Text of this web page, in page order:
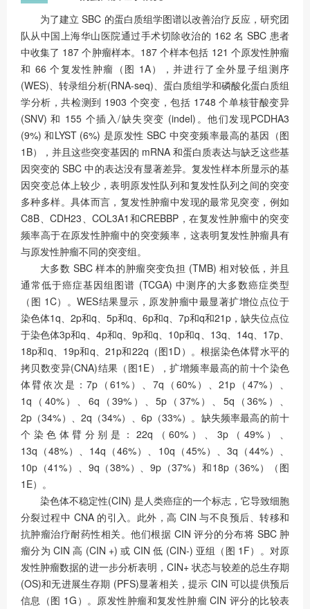
为了建立 SBC 的蛋白质组学图谱以改善治疗反应，研究团
队从中国上海华山医院通过手术切除收治的 162 名 SBC 患者
中收集了 187 个肿瘤样本。187 个样本包括 121 个原发性肿瘤
和 66 个复发性肿瘤（图 1A），并进行了全外显子组测序
(WES)、转录组分析(RNA-seq)、蛋白质组学和磷酸化蛋白质组
学分析，共检测到 1903 个突变，包括 1748 个单核苷酸变异
(SNV) 和 155 个插入/缺失突变 (indel)。他们发现PCDHA3
(9%) 和LYST (6%) 是原发性 SBC 中突变频率最高的基因（图
1B），并且这些突变基因的 mRNA 和蛋白质表达与缺乏这些基
因突变的 SBC 中的表达没有显著差异。复发性样本所显示的基
因突变总体上较少，表明原发性队列和复发性队列之间的突变
多种多样。具体而言，复发性肿瘤中发现的最常见突变，例如
C8B、CDH23、COL3A1和CREBBP，在复发性肿瘤中的突变
频率高于在原发性肿瘤中的突变频率，这表明复发性肿瘤具有
与原发性肿瘤不同的突变组。
大多数 SBC 样本的肿瘤突变负担 (TMB) 相对较低，并且
通常低于癌症基因组图谱 (TCGA) 中测序的大多数癌症类型
（图 1C）。WES结果显示，原发肿瘤中最显著扩增位点位于
染色体1q、2p和q、5p和q、6p和q、7p和q和21p，缺失位点位
于染色体3p和q、4p和q、9p和q、10p和q、13q、14q、17p、
18p和q、19p和q、21p和22q（图1D）。根据染色体臂水平的
拷贝数变异(CNA)结果（图1E），扩增频率最高的前十个染色
体臂依次是：7p（61%）、7q（60%）、21p（47%）、
1q（40%）、6q（39%）、5p（37%）、5q（36%）、
2p（34%）、2q（34%）、6p（33%）。缺失频率最高的前十
个染色体臂分别是：22q（60%）、3p（49%）、
13q（48%）、14q（46%）、10q（45%）、3q（44%）、
10p（41%）、9q（38%）、9p（37%）和18p（36%）（图
1E）。
染色体不稳定性(CIN) 是人类癌症的一个标志，它导致细胞
分裂过程中 CNA 的引入。此外，高 CIN 与不良预后、转移和
抗肿瘤治疗耐药性相关。他们根据 CIN 评分的分布将 SBC 肿
瘤分为 CIN 高 (CIN +) 或 CIN 低 (CIN-) 亚组（图 1F）。对原
发性肿瘤数据的进一步分析表明，CIN+ 状态与较差的总生存期
(OS)和无进展生存期 (PFS)显著相关，提示 CIN 可以提供预后
信息（图 1G）。原发性肿瘤和复发性肿瘤 CIN 评分的比较表